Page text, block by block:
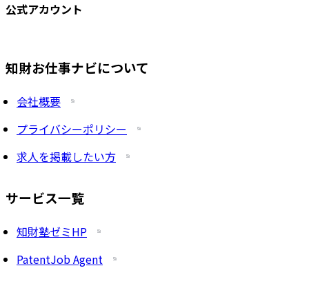
公式アカウント
知財お仕事ナビについて
会社概要
プライバシーポリシー
求人を掲載したい方
サービス一覧
知財塾ゼミHP
PatentJob Agent